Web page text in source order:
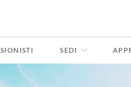
SEDI